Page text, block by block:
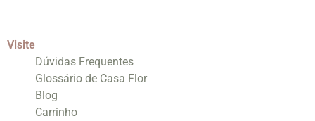
Visite
Dúvidas Frequentes
Glossário de Casa Flor
Blog
Carrinho